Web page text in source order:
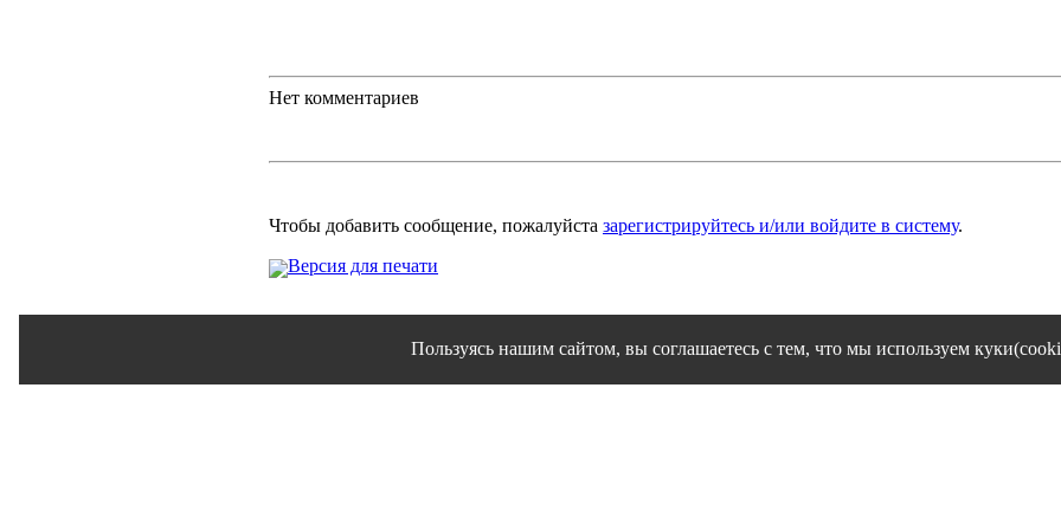
Нет комментариев
Чтобы добавить сообщение, пожалуйста зарегистрируйтесь и/или войдите в систему.
Версия для печати
Пользуясь нашим сайтом, вы соглашаетесь с тем, что мы используем